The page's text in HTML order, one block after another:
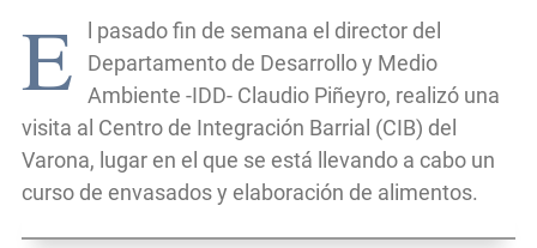
E
l pasado fin de semana el director del
Departamento de Desarrollo y Medio
Ambiente -IDD- Claudio Piñeyro, realizó una
visita al Centro de Integración Barrial (CIB) del
Varona, lugar en el que se está llevando a cabo un
curso de envasados y elaboración de alimentos.